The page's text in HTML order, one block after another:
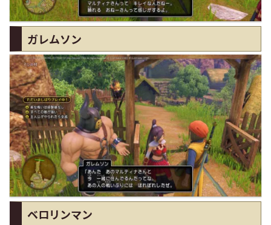
ガレムソン
ベロリンマン